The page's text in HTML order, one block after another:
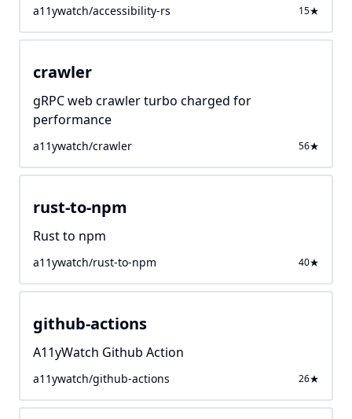
a11ywatch/accessibility-rs 15
crawler
gRPC web crawler turbo charged for
performance
a11ywatch/crawler 56
rust-to-npm
Rust to npm
a11ywatch/rust-to-npm 40
github-actions
A11yWatch Github Action
a11ywatch/github-actions 26